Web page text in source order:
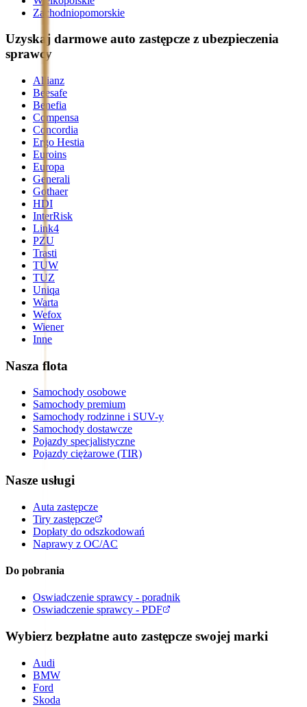
Zachodniopomorskie
Uzyskaj darmowe auto zastępcze z ubezpieczenia
sprawcy
Allianz
Beesafe
Benefia
Compensa
Concordia
Ergo Hestia
Euroins
Europa
Generali
Gothaer
HDI
InterRisk
Link4
PZU
Trasti
TUW
TUZ
Uniqa
Warta
Wefox
Wiener
Inne
Nasza flota
Samochody osobowe
Samochody premium
Samochody rodzinne i SUV-y
Samochody dostawcze
Pojazdy specjalistyczne
Pojazdy ciężarowe (TIR)
Nasze usługi
Auta zastępcze
Tiry zastępcze
Dopłaty do odszkodowań
Naprawy z OC/AC
Do pobrania
Oswiadczenie sprawcy - poradnik
Oswiadczenie sprawcy - PDF
Wybierz bezpłatne auto zastępcze swojej marki
Audi
BMW
Ford
Skoda